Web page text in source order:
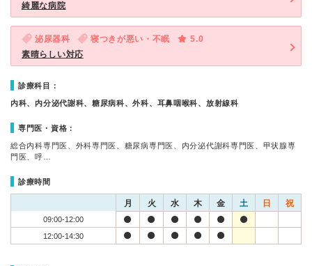
綺麗な病院
泌尿器科 寝つきが悪い・不眠
5.0
素晴らしい対応
診療科目：
内科、内分泌代謝科、糖尿病科、外科、耳鼻咽喉科、放射線科
専門医・資格：
総合内科専門医、外科専門医、糖尿病専門医、内分泌代謝科専門医、甲状腺専
門医、呼…
診療時間
月 火 水 木 金 土 日 祝
09:00-12:00
12:00-14:30